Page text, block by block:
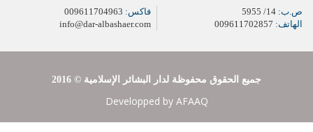
ص.ب:
الهاتف:
فاكس:
info@dar-albashaer.com
2016 © جميع الحقوق محفوظة لدار البشائر الإسلامية
Developped by AFAAQ